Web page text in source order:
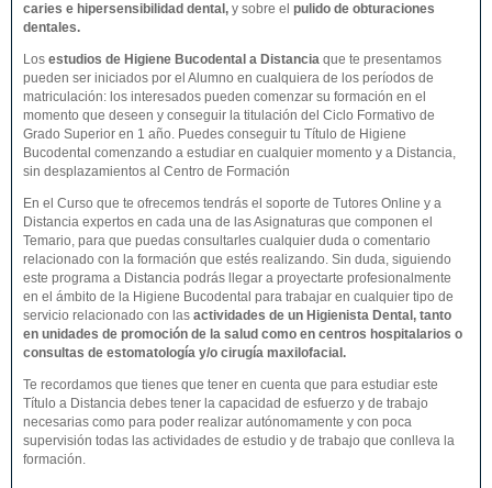
caries e hipersensibilidad dental, y sobre el pulido de obturaciones
dentales.
Los estudios de Higiene Bucodental a Distancia que te presentamos
pueden ser iniciados por el Alumno en cualquiera de los períodos de
matriculación: los interesados pueden comenzar su formación en el
momento que deseen y conseguir la titulación del Ciclo Formativo de
Grado Superior en 1 año. Puedes conseguir tu Título de Higiene
Bucodental comenzando a estudiar en cualquier momento y a Distancia,
sin desplazamientos al Centro de Formación
En el Curso que te ofrecemos tendrás el soporte de Tutores Online y a
Distancia expertos en cada una de las Asignaturas que componen el
Temario, para que puedas consultarles cualquier duda o comentario
relacionado con la formación que estés realizando. Sin duda, siguiendo
este programa a Distancia podrás llegar a proyectarte profesionalmente
en el ámbito de la Higiene Bucodental para trabajar en cualquier tipo de
servicio relacionado con las actividades de un Higienista Dental, tanto
en unidades de promoción de la salud como en centros hospitalarios o
consultas de estomatología y/o cirugía maxilofacial.
Te recordamos que tienes que tener en cuenta que para estudiar este
Título a Distancia debes tener la capacidad de esfuerzo y de trabajo
necesarias como para poder realizar autónomamente y con poca
supervisión todas las actividades de estudio y de trabajo que conlleva la
formación.